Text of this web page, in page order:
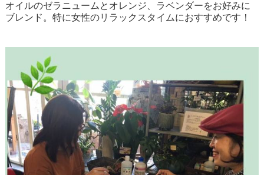
オイルのゼラニュームとオレンジ、ラベンダーをお好みに
ブレンド。特に女性のリラックスタイムにおすすめです！